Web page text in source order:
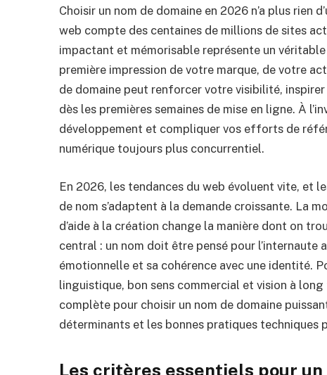
Choisir un nom de domaine en 2026 n’a plus rien
web compte des centaines de millions de sites
impactant et mémorisable représente un
première impression de votre marque, de votre
de domaine peut renforcer votre visibilité,
dès les premières semaines de mise en ligne. À
développement et compliquer vos efforts de
numérique toujours plus concurrentiel.
En 2026, les tendances du web évoluent vite, et
de nom s’adaptent à la demande croissante. La
d’aide à la création change la manière dont on
central : un nom doit être pensé pour
émotionnelle et sa cohérence avec une identité.
linguistique, bon sens commercial et vision à
complète pour choisir un nom de domaine
déterminants et les bonnes pratiques techniques
Les critères essentiels pour